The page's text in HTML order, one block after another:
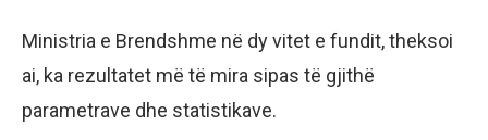
Ministria e Brendshme në dy vitet e fundit, theksoi
ai, ka rezultatet më të mira sipas të gjithë
parametrave dhe statistikave.